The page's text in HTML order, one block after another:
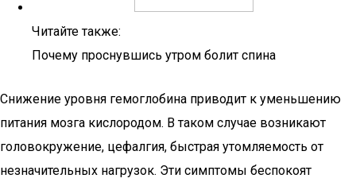
Читайте также:
Почему проснувшись утром болит спина
Снижение уровня гемоглобина приводит к уменьшению
питания мозга кислородом. В таком случае возникают
головокружение, цефалгия, быстрая утомляемость от
незначительных нагрузок. Эти симптомы беспокоят